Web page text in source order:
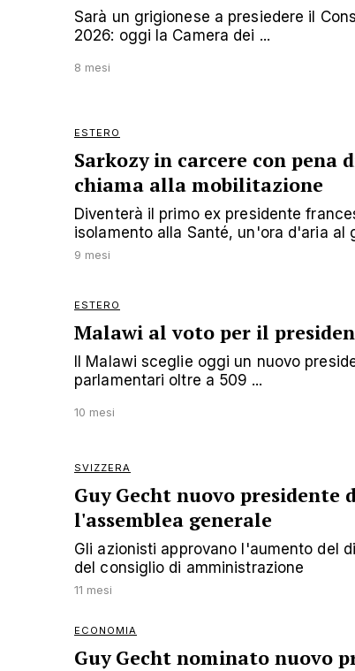
Sarà un grigionese a presiedere il
2026: oggi la Camera dei ...
8 mesi
ESTERO
Sarkozy in carcere con pena
chiama alla mobilitazione
Diventerà il primo ex presidente
isolamento alla Santé, un'ora d'aria al
9 mesi
ESTERO
Malawi al voto per il
Il Malawi sceglie oggi un nuovo
parlamentari oltre a 509 ...
10 mesi
SVIZZERA
Guy Gecht nuovo presidente
l'assemblea generale
Gli azionisti approvano l'aumento del
del consiglio di amministrazione
11 mesi
ECONOMIA
Guy Gecht nominato nuovo